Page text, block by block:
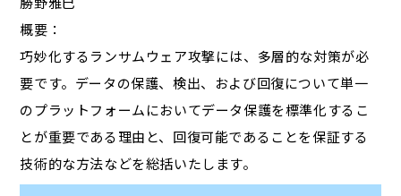
概要：
巧妙化するランサムウェア攻撃には、多層的な対策が必
要です。データの保護、検出、および回復について単一
のプラットフォームにおいてデータ保護を標準化するこ
とが重要である理由と、回復可能であることを保証する
技術的な方法などを総括いたします。